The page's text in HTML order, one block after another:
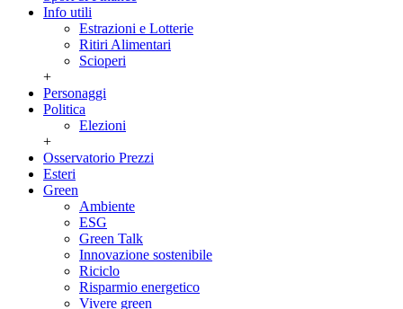
Info utili
Estrazioni e Lotterie
Ritiri Alimentari
Scioperi
+
Personaggi
Politica
Elezioni
+
Osservatorio Prezzi
Esteri
Green
Ambiente
ESG
Green Talk
Innovazione sostenibile
Riciclo
Risparmio energetico
Vivere green